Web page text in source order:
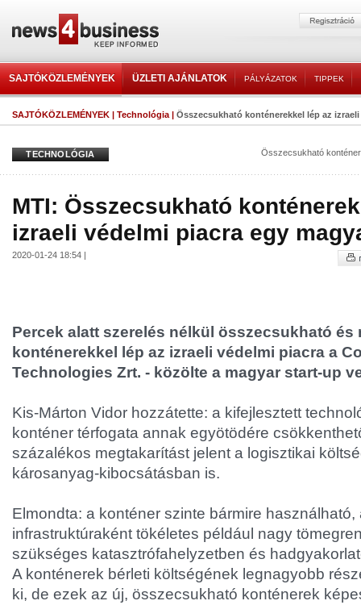
SAJTÓKÖZLEMÉNYEK ÜZLETI AJÁNLATOK PÁLYÁZATOK TIPPEK
SAJTÓKÖZLEMÉNYEK | Technológia | Összecsukható konténerekkel lép az
TECHNOLÓGIA Összecsukható konténer
MTI: Összecsukható
izraeli védelmi piacra egy
2020-01-24 18:54 |
Percek alatt szerelés nélkül összecsukható és
konténerekkel lép az izraeli védelmi piacra a
Technologies Zrt. - közölte a magyar start-up
Kis-Márton Vidor hozzátette: a kifejlesztett
konténer térfogata annak egyötödére
százalékos megtakarítást jelent a logisztikai
károsanyag-kibocsátásban is.
Elmondta: a konténer szinte bármire használható,
infrastruktúraként tökéletes például nagy
szükséges katasztrófahelyzetben és
A konténerek bérleti költségének legnagyobb
ki, de ezek az új, összecsukható konténerek